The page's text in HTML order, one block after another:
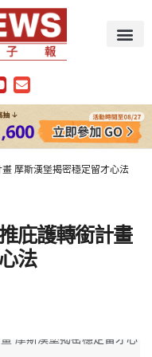
摩斯漢堡揭密穩定留才心法
庇護轉銜計畫
法